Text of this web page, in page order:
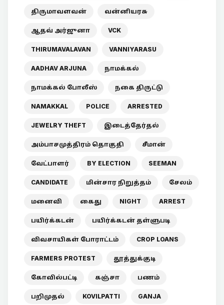
திருமாவளவன் வன்னியரசு
ஆதவ் அர்ஜுனா VCK
THIRUMAVALAVAN VANNIYARASU
AADHAV ARJUNA நாமக்கல்
நாமக்கல் போலீஸ் நகை திருட்டு
NAMAKKAL POLICE ARRESTED
JEWELRY THEFT இடைத்தேர்தல்
அம்பாசமுத்திரம் தொகுதி சீமான்
வேட்பாளர் BY ELECTION SEEMAN
CANDIDATE மின்சார நிறுத்தம் சேலம்
மனைவி கைது NIGHT ARREST
பயிர்க்கடன் பயிர்க்கடன் தள்ளுபடி
விவசாயிகள் போராட்டம் CROP LOANS
FARMERS PROTEST தூத்துக்குடி
கோவில்பட்டி கஞ்சா பணம்
பறிமுதல் KOVILPATTI GANJA